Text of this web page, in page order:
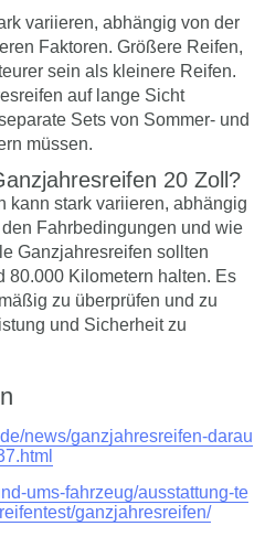
variieren, abhängig von der
Faktoren. Größere Reifen,
sein als kleinere Reifen.
auf lange Sicht
Sets von Sommer- und
müssen.
20 Zoll?
kann stark variieren, abhängig
Fahrbedingungen und wie
Ganzjahresreifen sollten
80.000 Kilometern halten. Es
zu überprüfen und zu
und Sicherheit zu
news/ganzjahresreifen-darau
ums-fahrzeug/ausstattung-te
ganzjahresreifen/